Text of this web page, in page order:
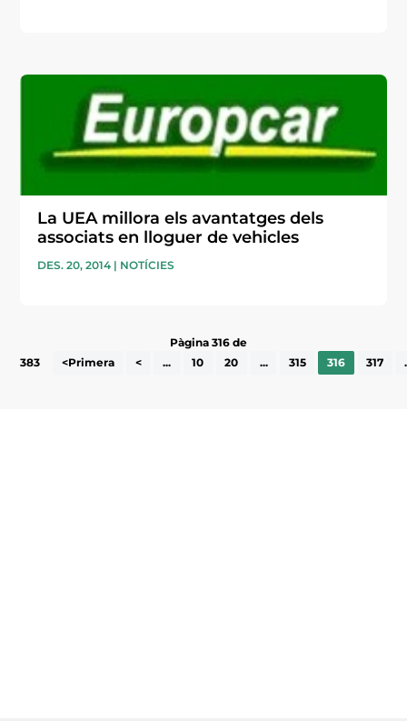
La UEA millora els avantatges dels
associats en lloguer de vehicles
DES. 20, 2014 | NOTÍCIES
Pàgina 316 de
383
<Primera < ... 10 20 ... 315 316 317